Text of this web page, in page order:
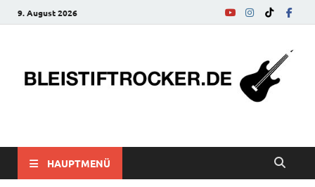
9. August 2026
bleistiftrocker.de
HAUPTMENÜ